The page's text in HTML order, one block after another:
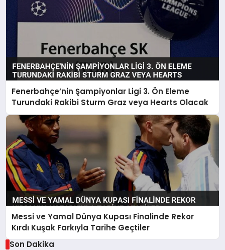
Fenerbahçe’nin Şampiyonlar Ligi 3. Ön Eleme
Turundaki Rakibi Sturm Graz veya Hearts Olacak
Messi ve Yamal Dünya Kupası Finalinde Rekor
Kırdı Kuşak Farkıyla Tarihe Geçtiler
Son Dakika